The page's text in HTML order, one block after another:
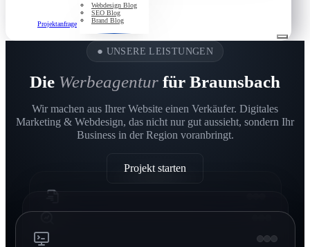
Webdesign Blog
SEO Blog
Brand Blog
Projektanfrage
● UNSERE LEISTUNGEN
Die Werbeagentur für Braunsbach
Wir machen aus Ihrer Website einen Verkäufer. Digitales
Marketing & Webdesign, das nicht nur gut aussieht, sondern Ihr
Business in der Region voranbringt.
Projekt starten